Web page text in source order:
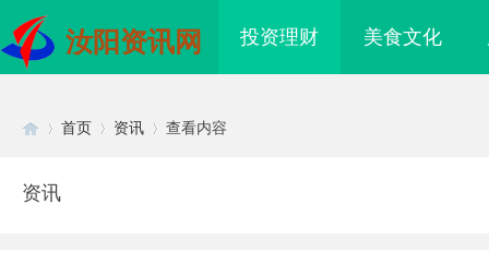
汝阳资讯网 投资理财 美食文化
首页 资讯 查看内容
资讯